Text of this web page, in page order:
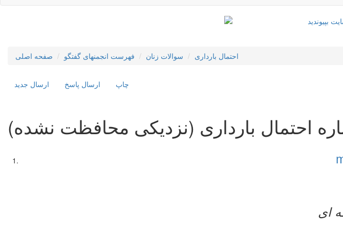
صفحه اصلی فهرست انجمنهای گفتگو سوالات زنان احتمال بارداری
ارسال جديد ارسال پاسخ چاپ
احتمال بارداری (نزدیکی محافظت نشده)
ای